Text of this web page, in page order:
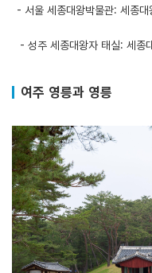
- 서울 세종대왕박물관: 세종
- 성주 세종대왕자 태실: 세종
여주 영릉과 영릉